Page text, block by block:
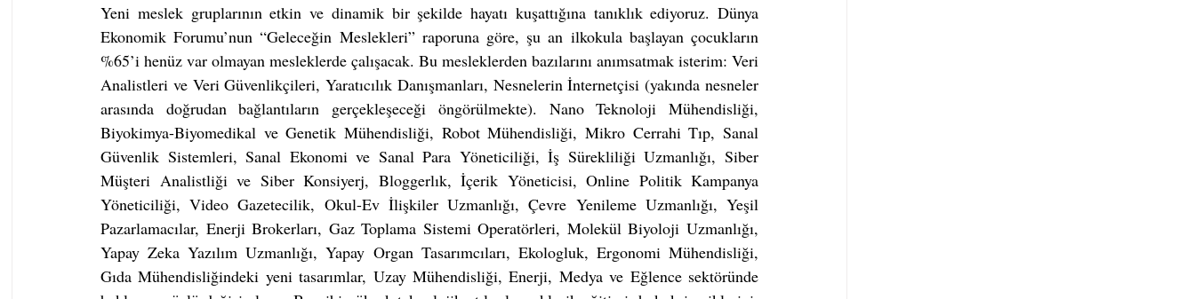
Yeni meslek gruplarının etkin ve dinamik bir şekilde haya­tı kuşattığına tanıklık ediyoruz. Dünya
Ekonomik Forumu’nun “Geleceğin Meslekleri” raporuna göre, şu an ilkokula başlayan çocukların
%65’i henüz var olmayan mesleklerde çalışacak. Bu mesleklerden bazılarını anımsatmak isterim: Veri
Analistle­ri ve Veri Güvenlikçileri, Yaratıcılık Danışmanları, Nesnelerin İnternetçisi (yakında nesneler
arasında doğrudan bağlantıların gerçekleşeceği öngörülmekte). Nano Teknoloji Mühendisliği,
Biyokimya-Biyomedikal ve Genetik Mühendisliği, Robot Mü­hendisliği, Mikro Cerrahi Tıp, Sanal
Güvenlik Sistemleri, Sanal Ekonomi ve Sanal Para Yöneticiliği, İş Sürekliliği Uzmanlığı, Siber
Müşteri Analistliği ve Siber Konsiyerj, Bloggerlık, İçerik Yöneticisi, Online Politik Kampanya
Yöneticiliği, Video Gaze­tecilik, Okul-Ev İlişkiler Uzmanlığı, Çevre Yenileme Uzmanlı­ğı, Yeşil
Pazarlamacılar, Enerji Brokerları, Gaz Toplama Sistemi Operatörleri, Molekül Biyoloji Uzmanlığı,
Yapay Zeka Yazılım Uzmanlığı, Yapay Organ Tasarımcıları, Ekologluk, Ergonomi Mühendisliği,
Gıda Mühendisliğindeki yeni tasarımlar, Uzay Mühendisliği, Enerji, Medya ve Eğlence sektöründe